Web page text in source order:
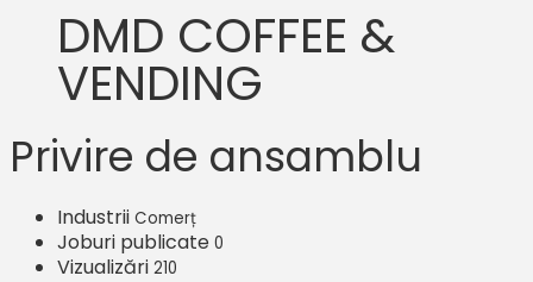
DMD COFFEE &
VENDING
Privire de ansamblu
Industrii Comerț
Joburi publicate 0
Vizualizări 210